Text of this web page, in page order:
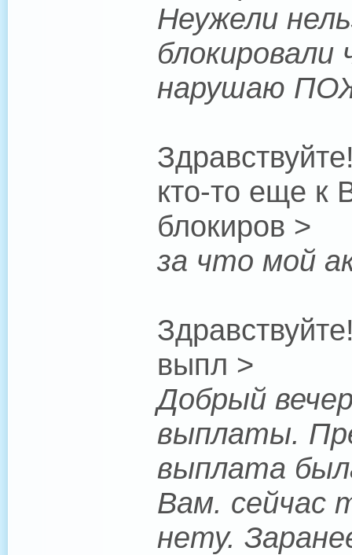
Неужели
блокировали
нарушаю
кто-то еще к
блокиров >
за что мой
выпл >
Добрый
выплаты.
выплата
Вам. сейчас
нету.